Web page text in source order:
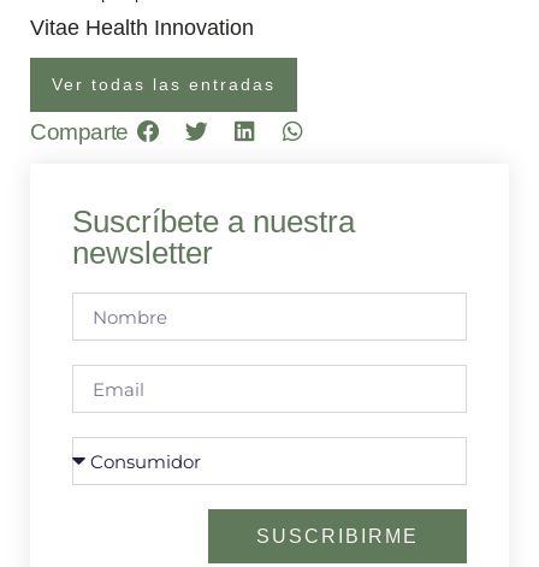
Vitae Health Innovation
Ver todas las entradas
Comparte
Suscríbete a nuestra
newsletter
SUSCRIBIRME